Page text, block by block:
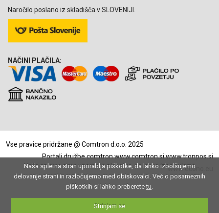
Naročilo poslano iz skladišča v SLOVENIJI.
NAČINI PLAČILA:
Vse pravice pridržane @ Comtron d.o.o. 2025
Portali družbe comtronwww.comtron.siwww.tronpos.si
www.econo.eu
Naša spletna stran uporablja piškotke, da lahko izbolšujemo
delovanje strani in razločujemo med obiskovalci. Več o posameznih
piškotkih si lahko preberetetu.
Strinjam se